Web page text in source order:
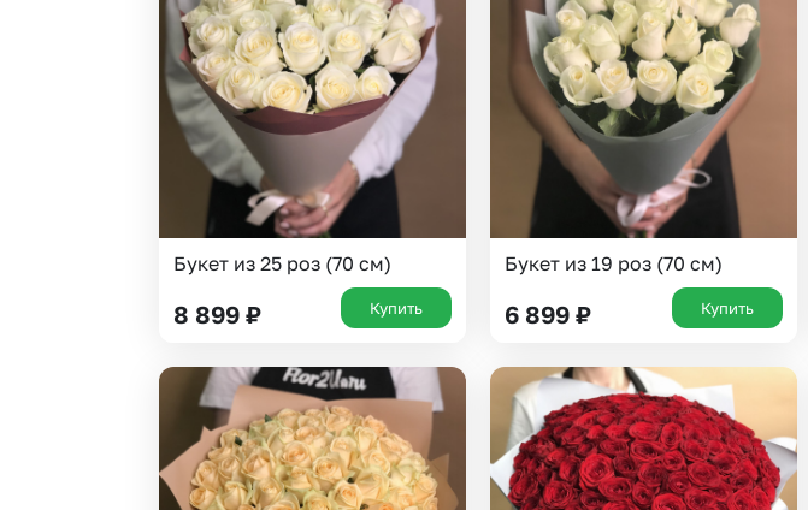
Гвоздики
Георгины
Гипсофила
Гортензии
Ирисы
Каллы
Статица
Суккуленты
Тюльпаны
Букет из 25 роз (70 см)
8 899 ₽ Купить
Букет из 19 роз (70 см)
6 899 ₽ Купить